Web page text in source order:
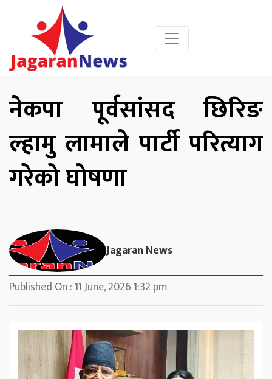
नेकपा पूर्वसांसद छिरिङ
ल्हामु लामाले पार्टी परित्याग
गरेको घोषणा
Jagaran News
Published On : 11 June, 2026 1:32 pm